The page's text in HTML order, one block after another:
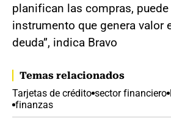
planifican las compras,
instrumento que genera valor
deuda”, indica Bravo
Temas relacionados
Tarjetas de crédito sector financiero
finanzas